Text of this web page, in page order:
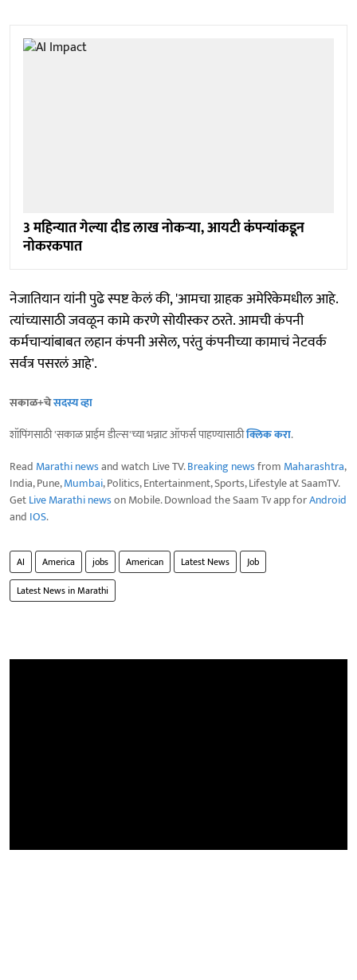
3 महिन्यात गेल्या दीड लाख नोकऱ्या, आयटी कंपन्यांकडून
नोकरकपात
नेजातियान यांनी पुढे स्पष्ट केलं की, 'आमचा ग्राहक अमेरिकेमधील आहे.
त्यांच्यासाठी जवळून कामे करणे सोयीस्कर ठरते. आमची कंपनी
कर्मचाऱ्यांबाबत लहान कंपनी असेल, परंतु कंपनीच्या कामाचं नेटवर्क
सर्वत्र पसरलं आहे'.
सकाळ+चेसदस्य व्हा
शॉपिंगसाठी 'सकाळ प्राईम डील्स'च्या भन्नाट ऑफर्स पाहण्यासाठीक्लिक करा.
Read Marathi newsand watch Live TV.Breaking newsfrom Maharashtra,
India, Pune,Mumbai, Politics, Entertainment, Sports, Lifestyle at SaamTV.
GetLive Marathi newson Mobile. Download the Saam Tv app forAndroid
and IOS.
AI America jobs American Latest News
Job
Latest News in Marathi